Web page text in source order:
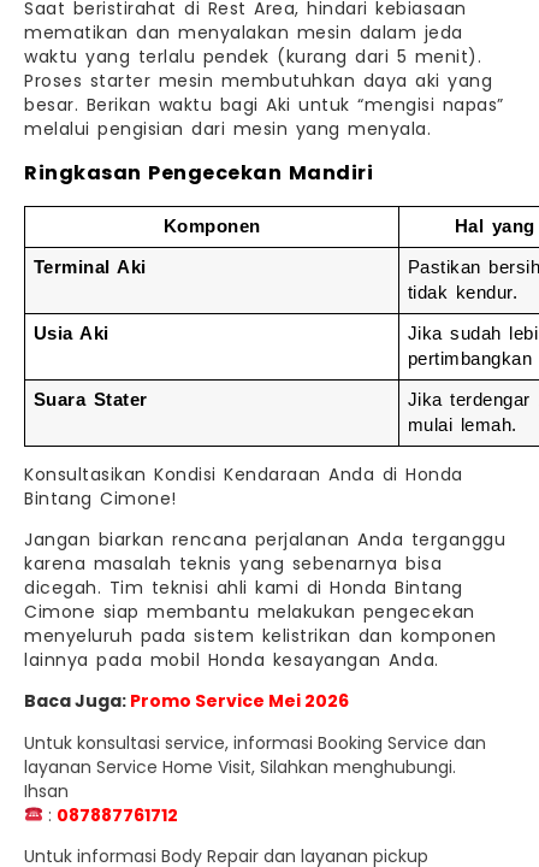
Saat beristirahat di Rest Area, hindari kebiasaan
mematikan dan menyalakan mesin dalam jeda
waktu yang terlalu pendek (kurang dari 5 menit).
Proses starter mesin membutuhkan daya aki yang
besar. Berikan waktu bagi Aki untuk “mengisi napas”
melalui pengisian dari mesin yang menyala.
Ringkasan Pengecekan Mandiri
Komponen Hal
Terminal Aki
Pastikan
tidak kendur.
Usia Aki
Jika sudah
Suara Stater
Jika terdengar
mulai lemah.
Konsultasikan Kondisi Kendaraan Anda di Honda
Bintang Cimone!
Jangan biarkan rencana perjalanan Anda terganggu
karena masalah teknis yang sebenarnya bisa
dicegah. Tim teknisi ahli kami di Honda Bintang
Cimone siap membantu melakukan pengecekan
menyeluruh pada sistem kelistrikan dan komponen
lainnya pada mobil Honda kesayangan Anda.
Baca Juga: Promo Service Mei 2026
Untuk konsultasi service, informasi Booking Service dan
layanan Service Home Visit, Silahkan menghubungi.
Ihsan
: 087887761712
Untuk informasi Body Repair dan layanan pickup